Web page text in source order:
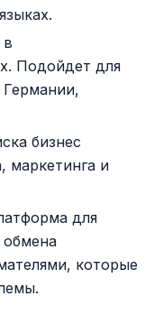
в
Подойдет для
Германии,
бизнес
маркетинга и
для
обмена
которые